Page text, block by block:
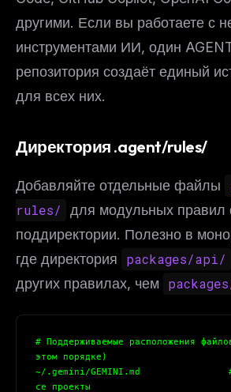
другими. Если вы работаете с
инструментами ИИ, один
репозитория создаёт единый
для всех них.
Директория .agent/rules/
Добавляйте отдельные файлы
rules/
для модульных правил
поддиректории. Полезно в
где директория
packages/api/
других правилах, чем
# Поддерживаемые расположения
этом порядке)
~/.gemini/GEMINI.md
се проекты